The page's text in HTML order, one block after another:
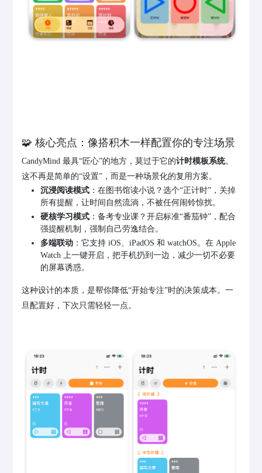
🧩 核心亮点：像搭积木一样配置你的专注场景
CandyMind 最具“匠心”的地方，莫过于它的计时模板系统。
这不再是简单的“设置”，而是一种场景化的复用方案。
沉浸阅读模式 ：在图书馆读小说？选个“正计时”，关掉
所有提醒，让时间自然流淌，不被任何闹铃惊扰。
硬核学习模式 ：备考专业课？开启标准“番茄钟”，配合
强提醒机制，强制自己劳逸结合。
多端联动 ：它支持 iOS、iPadOS 和 watchOS。在 Apple
Watch 上一键开启，把手机扔到一边，减少一切不必要
的屏幕诱惑。
这种设计的本质，是帮你降低“开始专注”时的决策成本。一
旦配置好，下次只需轻轻一点。